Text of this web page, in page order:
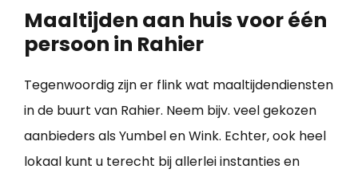
Maaltijden aan huis voor één
persoon in Rahier
Tegenwoordig zijn er flink wat maaltijdendiensten
in de buurt van Rahier. Neem bijv. veel gekozen
aanbieders als Yumbel en Wink. Echter, ook heel
lokaal kunt u terecht bij allerlei instanties en